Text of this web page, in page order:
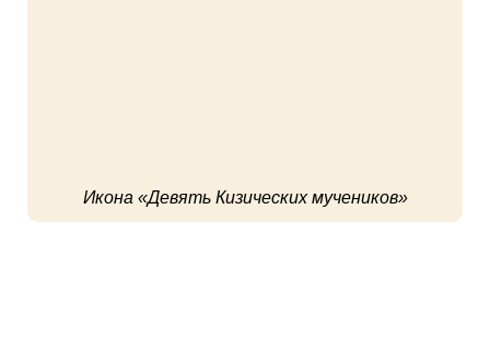
Икона «Девять Кизических мучеников»